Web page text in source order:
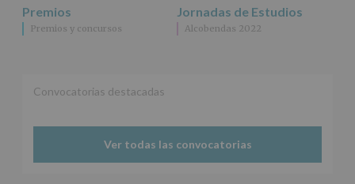
Premios
Premios y concursos
Jornadas de Estudios
Alcobendas 2022
Convocatorias destacadas
Ver todas las convocatorias